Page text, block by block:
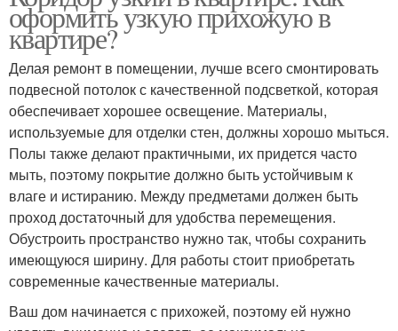
оформить узкую прихожую в
квартире?
Делая ремонт в помещении, лучше всего смонтировать
подвесной потолок с качественной подсветкой, которая
обеспечивает хорошее освещение. Материалы,
используемые для отделки стен, должны хорошо мыться.
Полы также делают практичными, их придется часто
мыть, поэтому покрытие должно быть устойчивым к
влаге и истиранию. Между предметами должен быть
проход достаточный для удобства перемещения.
Обустроить пространство нужно так, чтобы сохранить
имеющуюся ширину. Для работы стоит приобретать
современные качественные материалы.
Ваш дом начинается с прихожей, поэтому ей нужно